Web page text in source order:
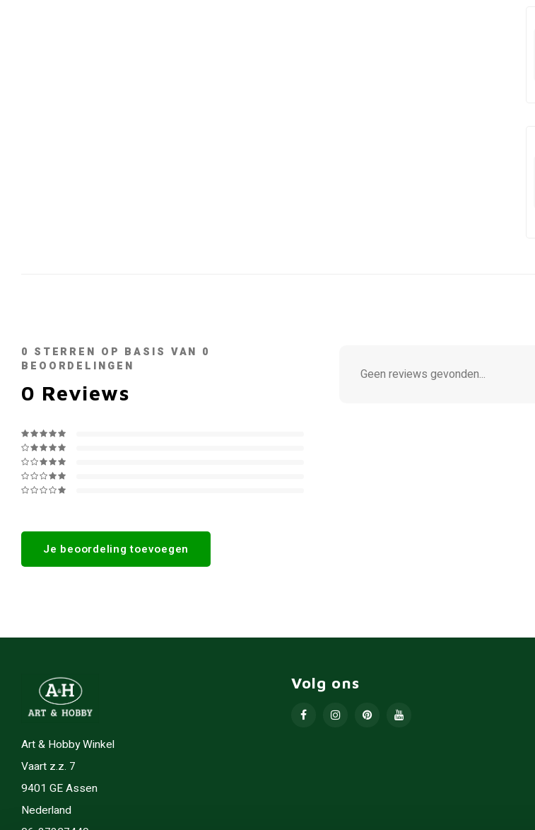
0 STERREN OP BASIS VAN 0
BEOORDELINGEN
0 Reviews
Je beoordeling toevoegen
Geen reviews gevonden...
Art & Hobby Winkel
Vaart z.z. 7
9401 GE Assen
Nederland
Volg ons